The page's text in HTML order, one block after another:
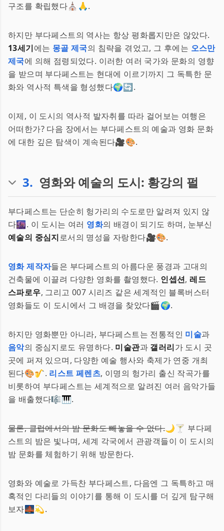
구조를 확립했다⛪🙏.
하지만 부다페스트의 역사는 항상 평화롭지만은 않았다.
13세기에는 몽골 제국의 침략을 겪었고, 그 후에는 오스만
제국에 의해 점령되었다. 이러한 여러 국가와 문화의 영향
을 받으며 부다페스트는 현대에 이르기까지 그 독특한 문
화와 역사적 특색을 형성했다🌍🔄.
이제, 이 도시의 역사적 발자취를 따라 걸어보는 여행은
어떠한가? 다음 장에서는 부다페스트의 예술과 영화 문화
에 대한 깊은 탐색이 계속된다🎥🎨.
3. 영화와 예술의 도시: 황강의 펄
부다페스트는 단순히 헝가리의 수도로만 알려져 있지 않
다🌆. 이 도시는 여러 영화의 배경이 되기도 하며, 눈부신
예술의 중심지로서의 명성을 자랑한다🎥🎨.
영화 제작자들은 부다페스트의 아름다운 풍경과 고대의
건축물에 이끌려 다양한 영화를 촬영했다. 인셉션, 레드
스파로우, 그리고 007 시리즈 같은 세계적인 블록버스터
영화들도 이 도시에서 그 배경을 찾았다🎬🌍.
하지만 영화뿐만 아니라, 부다페스트는 전통적인 미술과
음악의 중심지로도 유명하다. 미술관과 갤러리가 도시 곳
곳에 퍼져 있으며, 다양한 예술 행사와 축제가 연중 개최
된다🎨🎷. 리스트 페렌츠, 이명의 헝가리 출신 작곡가를
비롯하여 부다페스트는 세계적으로 알려진 여러 음악가들
을 배출했다🎼🎹.
물론, 클럽에서의 밤 문화도 빼놓을 수 없다.🌙🍸 부다페
스트의 밤은 빛나며, 세계 각국에서 관광객들이 이 도시의
밤 문화를 체험하기 위해 방문한다.
영화와 예술로 가득찬 부다페스트, 다음엔 그 독특하고 매
혹적인 다리들의 이야기를 통해 이 도시를 더 깊게 탐구해
보자🌉💫.